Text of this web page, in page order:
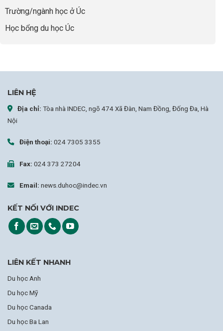
Trường/ngành học ở Úc
Học bổng du học Úc
LIÊN HỆ
Địa chỉ: Tòa nhà INDEC, ngõ 474 Xã Đàn, Nam Đồng, Đống Đa, Hà
Nội
Điện thoại: 024 7305 3355
Fax: 024 373 27204
Email: news.duhoc@indec.vn
KẾT NỐI VỚI INDEC
LIÊN KẾT NHANH
Du học Anh
Du học Mỹ
Du học Canada
Du học Ba Lan